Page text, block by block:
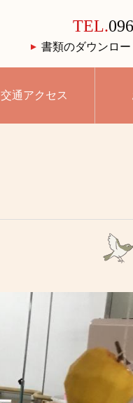
TEL.
書類のダウンロー
交通アクセス